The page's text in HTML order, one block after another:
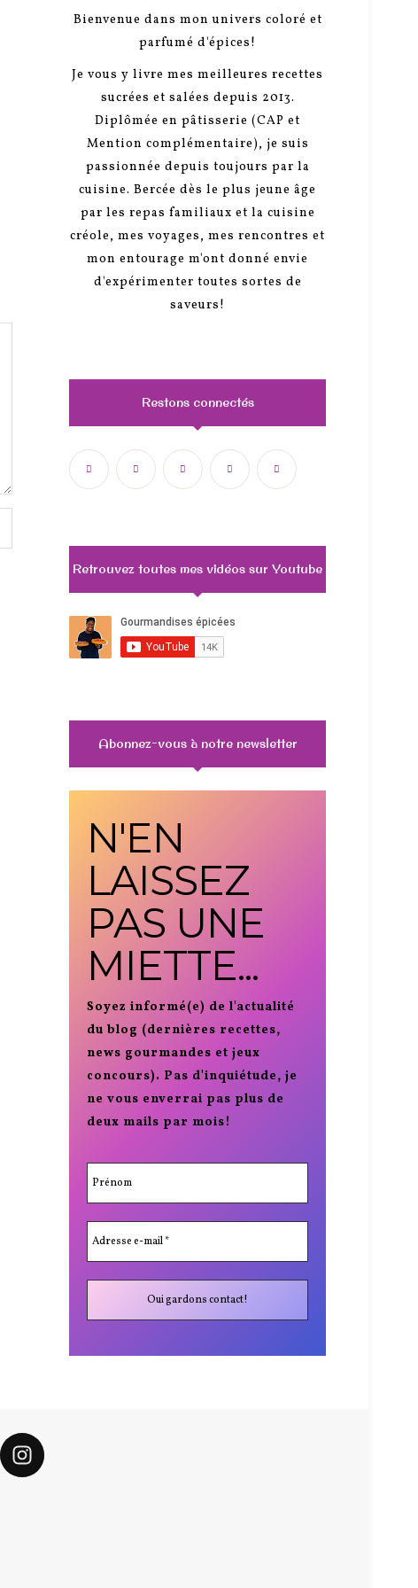
Bienvenue dans mon univers coloré et
parfumé d'épices!
Je vous y livre mes meilleures recettes
sucrées et salées depuis 2013.
Diplômée en pâtisserie (CAP et
Mention complémentaire), je suis
passionnée depuis toujours par la
cuisine. Bercée dès le plus jeune âge
par les repas familiaux et la cuisine
créole, mes voyages, mes rencontres et
mon entourage m'ont donné envie
d'expérimenter toutes sortes de
saveurs!
Restons connectés
Retrouvez toutes mes vidéos sur Youtube
Abonnez-vous à notre newsletter
N'EN
LAISSEZ
PAS UNE
MIETTE...
Soyez informé(e) de l'actualité
du blog (dernières recettes,
news gourmandes et jeux
concours). Pas d'inquiétude, je
ne vous enverrai pas plus de
deux mails par mois!